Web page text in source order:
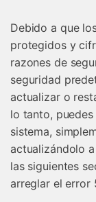
Debido a que
protegidos y
razones de
seguridad
actualizar o
lo tanto,
sistema,
actualizándolo
las siguientes
arreglar el error